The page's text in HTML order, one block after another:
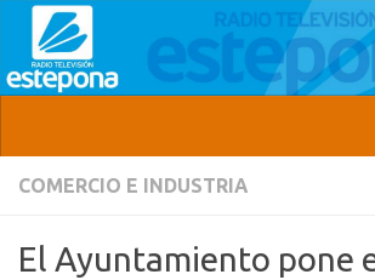
COMERCIO E INDUSTRIA
El Ayuntamiento pone